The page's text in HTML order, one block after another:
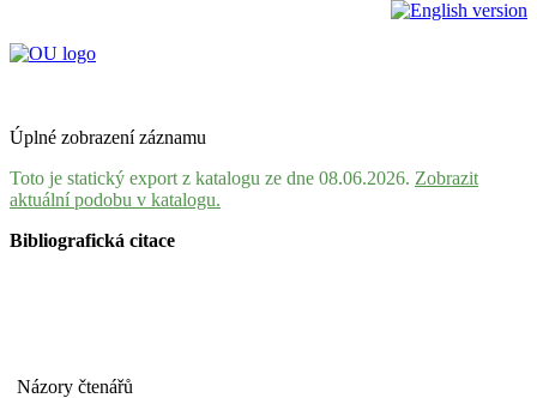
Úplné zobrazení záznamu
Toto je statický export z katalogu ze dne 08.06.2026. Zobrazit
aktuální podobu v katalogu.
Bibliografická citace
Názory čtenářů